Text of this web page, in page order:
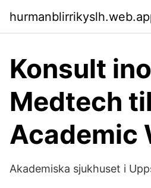
Konsult
Medtech
Academic
Akademiska sjukhuset i